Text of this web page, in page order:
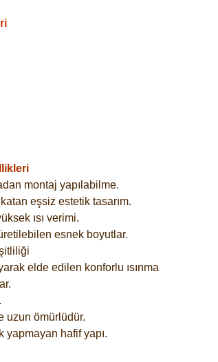
montaj yapılabilme.
eşsiz estetik tasarım.
ısı verimi.
esnek boyutlar.
elde edilen konforlu ısınma
uzun ömürlüdür.
yapmayan hafif yapı.